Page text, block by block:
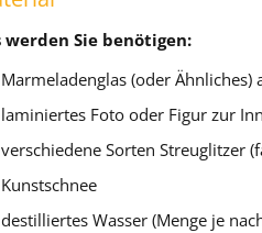
werden Sie benötigen:
Marmeladenglas (oder Ähnliches)
laminiertes Foto oder Figur zur
verschiedene Sorten Streuglitzer
Kunstschnee
destilliertes Wasser (Menge je